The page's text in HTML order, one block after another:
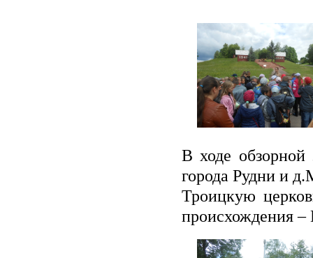
В ходе обзорной
города Рудни и
Троицкую
происхождения –